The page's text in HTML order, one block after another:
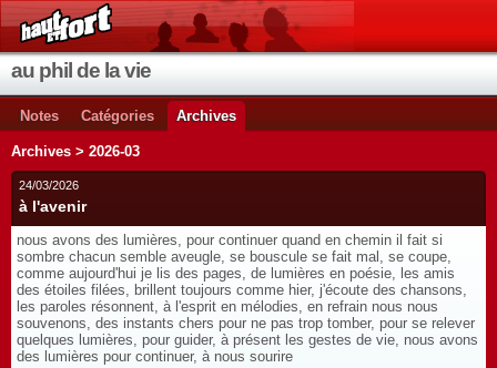
au phil de la vie
Notes Catégories Archives
Archives > 2026-03
24/03/2026
à l'avenir
nous avons des lumières, pour continuer quand en chemin il fait si
sombre chacun semble aveugle, se bouscule se fait mal, se coupe,
comme aujourd'hui je lis des pages, de lumières en poésie, les amis
des étoiles filées, brillent toujours comme hier, j'écoute des chansons,
les paroles résonnent, à l'esprit en mélodies, en refrain nous nous
souvenons, des instants chers pour ne pas trop tomber, pour se relever
quelques lumières, pour guider, à présent les gestes de vie, nous avons
des lumières pour continuer, à nous sourire